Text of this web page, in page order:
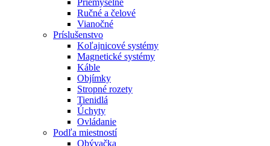
Priemyselné
Ručné a čelové
Vianočné
Príslušenstvo
Koľajnicové systémy
Magnetické systémy
Káble
Objímky
Stropné rozety
Tienidlá
Úchyty
Ovládanie
Podľa miestností
Obývačka